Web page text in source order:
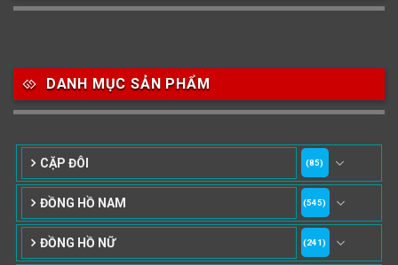
DANH MỤC SẢN PHẨM
CẶP ĐÔI (85)
ĐỒNG HỒ NAM (545)
ĐỒNG HỒ NỮ (241)